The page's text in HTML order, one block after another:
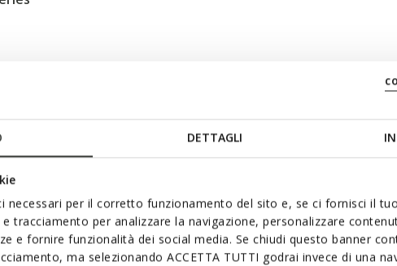
DETTAGLI
necessari per il corretto funzionamento del sito e, se ci fornisci il
tracciamento per analizzare la navigazione, personalizzare
e fornire funzionalità dei social media. Se chiudi questo banner
ma selezionando ACCETTA TUTTI godrai invece di una